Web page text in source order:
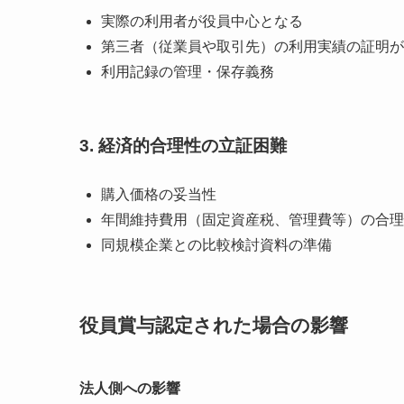
実際の利用者が役員中心となる
第三者（従業員や取引先）の利用実績の証明
利用記録の管理・保存義務
3. 経済的合理性の立証困難
購入価格の妥当性
年間維持費用（固定資産税、管理費等）の合
同規模企業との比較検討資料の準備
役員賞与認定された場合の影響
法人側への影響